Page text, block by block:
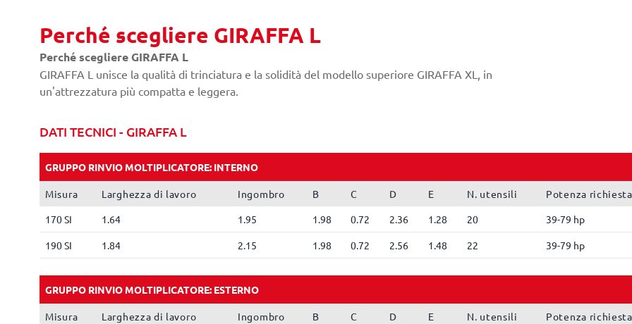
Perché scegliere GIRAFFA L
Perché scegliere GIRAFFA L
GIRAFFA L unisce la qualità di trinciatura e la solidità del modello superiore GIRAFFA XL, in
un'attrezzatura più compatta e leggera.
DATI TECNICI - GIRAFFA L
GRUPPO RINVIO MOLTIPLICATORE: INTERNO
Misura Larghezza di lavoro Ingombro B C D E N. utensili
Potenza
170 SI
1.64 1.95 1.98 0.72 2.36 1.28 20 39-79 hp
190 SI 1.84 2.15 1.98 0.72 2.56 1.48 22 39-79 hp
GRUPPO RINVIO MOLTIPLICATORE: ESTERNO
Misura Larghezza di lavoro Ingombro B C D E N. utensili
Potenza